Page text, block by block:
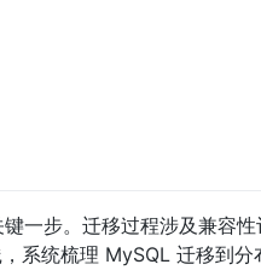
一步。迁移过程涉及兼容
系统梳理 MySQL 迁移到